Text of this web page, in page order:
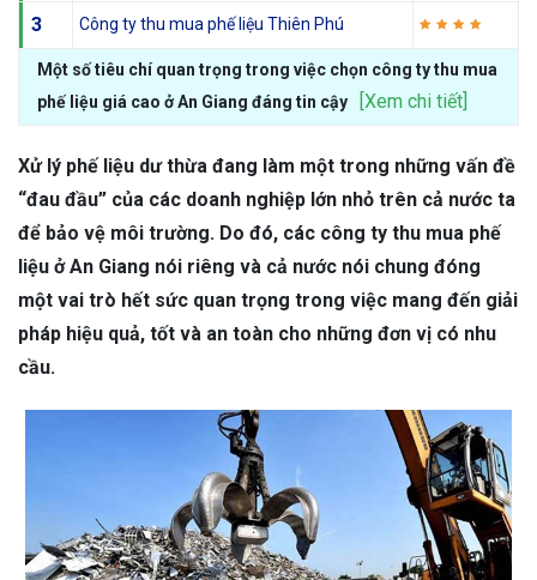
3 Công ty thu mua phế liệu Thiên Phú
Một số tiêu chí quan trọng trong việc chọn công ty thu mua
phế liệu giá cao ở An Giang đáng tin cậy
[Xem chi tiết]
Xử lý phế liệu dư thừa đang làm một trong những vấn đề
“đau đầu” của các doanh nghiệp lớn nhỏ trên cả nước ta
để bảo vệ môi trường. Do đó, các công ty thu mua phế
liệu ở An Giang nói riêng và cả nước nói chung đóng
một vai trò hết sức quan trọng trong việc mang đến giải
pháp hiệu quả, tốt và an toàn cho những đơn vị có nhu
cầu.